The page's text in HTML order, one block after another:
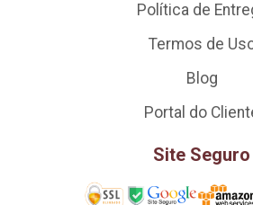
Política de
Termos de
Blog
Portal do
Site Seguro